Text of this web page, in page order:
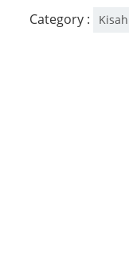
Category :